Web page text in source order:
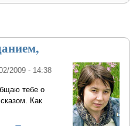
2009 - 14:38
тебе о
Как